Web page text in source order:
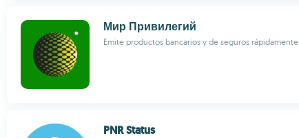
Мир Привилегий
Emite productos bancarios y de seguros rápidamente
PNR Status